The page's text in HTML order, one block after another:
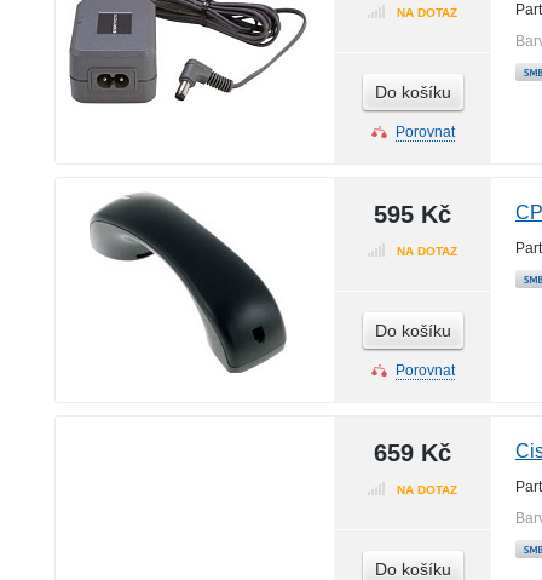
NA DOTAZ
Do košíku
Porovnat
595 Kč
NA DOTAZ
Do košíku
Porovnat
659 Kč
NA DOTAZ
Do košíku